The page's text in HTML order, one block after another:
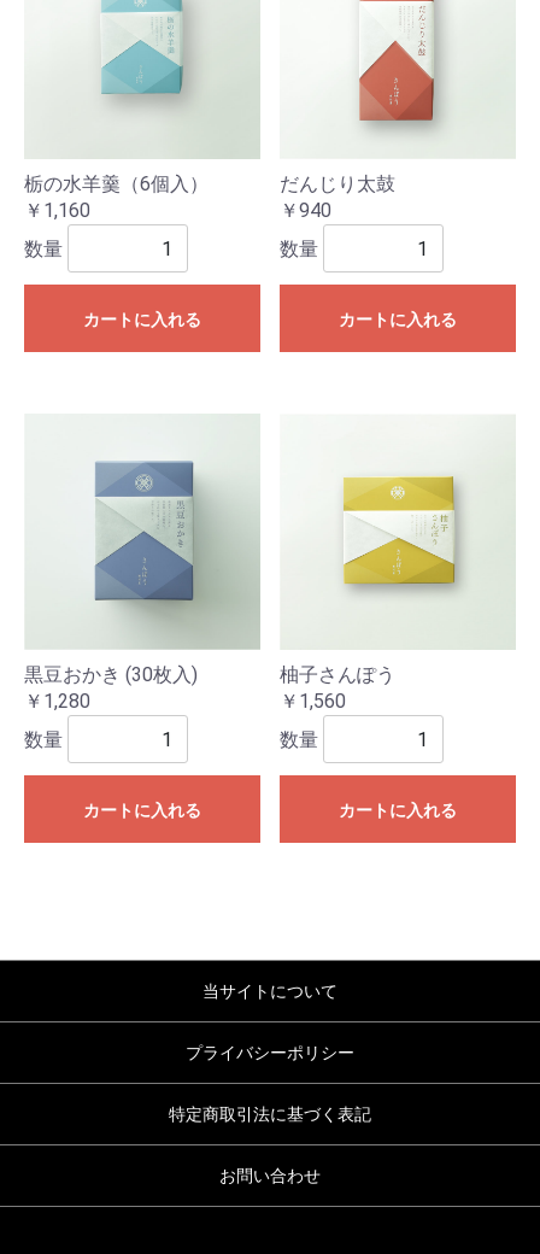
栃の水羊羹（6個入）
￥1,160
数量
カートに入れる
だんじり太鼓
￥940
数量
カートに入れる
黒豆おかき (30枚入)
￥1,280
数量
カートに入れる
柚子さんぽう
￥1,560
数量
カートに入れる
当サイトについて
プライバシーポリシー
特定商取引法に基づく表記
お問い合わせ